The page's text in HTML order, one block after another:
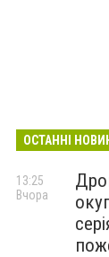
ОСТАННІ
13:25
Вчора